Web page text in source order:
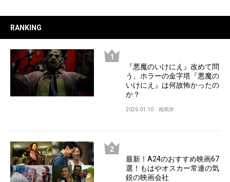
RANKING
『悪魔のいけにえ』改めて問
う、ホラーの金字塔『悪魔の
いけにえ』は何故怖かったの
か？
2026.01.10 相馬学
最新！A24のおすすめ映画67
選！もはやオスカー常連の気
鋭の映画会社